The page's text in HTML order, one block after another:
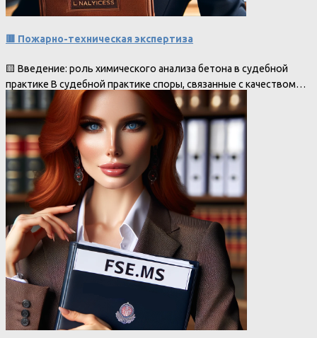
🟥 Пожарно-техническая экспертиза
🟨 Введение: роль химического анализа бетона в судебной
практике В судебной практике споры, связанные с качеством…